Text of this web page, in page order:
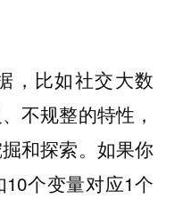
，比如社交大数
不规整的特性，
和探索。 如果你
个变量对应1个